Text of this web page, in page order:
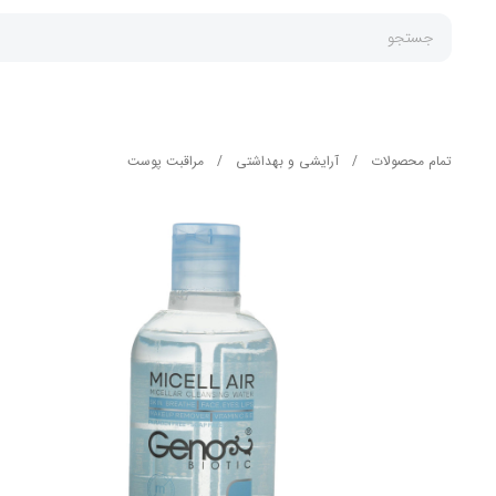
جستجو
تمام محصولات / آرایشی و بهداشتی / مراقبت پوست